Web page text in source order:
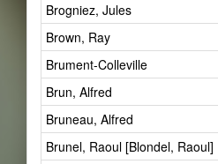
Brogniez, Jules
Brown, Ray
Brument-Colleville
Brun, Alfred
Bruneau, Alfred
Brunel, Raoul [Blondel, Raoul]